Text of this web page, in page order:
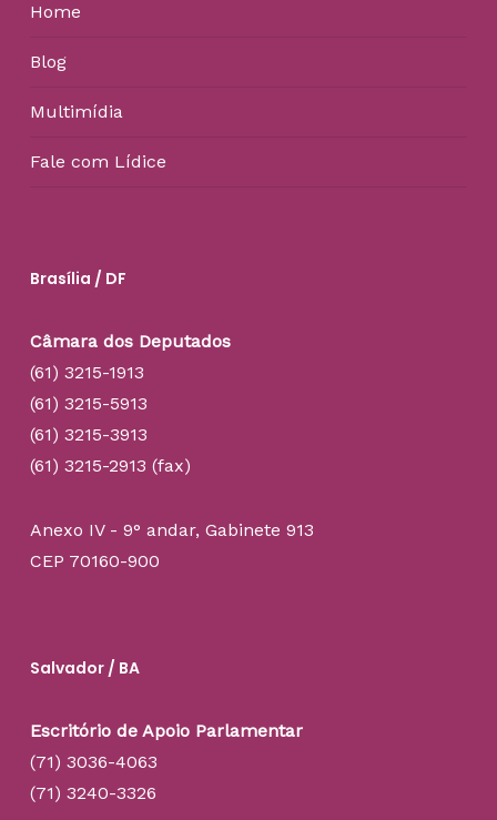
Home
Blog
Multimídia
Fale com Lídice
Brasília / DF
Câmara dos Deputados
(61) 3215-1913
(61) 3215-5913
(61) 3215-3913
(61) 3215-2913 (fax)
Anexo IV - 9° andar, Gabinete 913
CEP 70160-900
Salvador / BA
Escritório de Apoio Parlamentar
(71) 3036-4063
(71) 3240-3326